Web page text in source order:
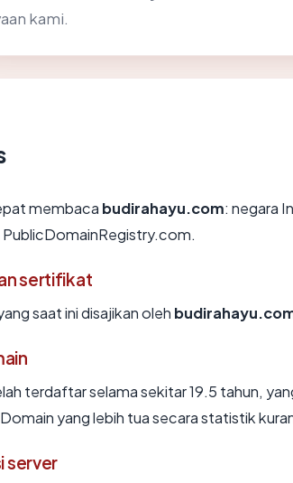
kami.
membaca budirahayu.com: negara
sertifikat
saat ini disajikan oleh
terdaftar selama sekitar 19.5 tahun,
yang lebih tua secara statistik
server